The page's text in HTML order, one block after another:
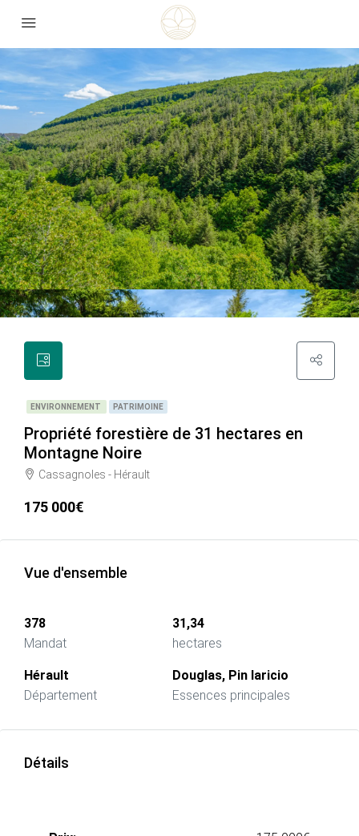
ENVIRONNEMENT PATRIMOINE
Propriété forestière de 31 hectares en
Montagne Noire
Cassagnoles - Hérault
175 000€
Vue d'ensemble
378
Mandat
31,34
hectares
Hérault
Département
Douglas, Pin laricio
Essences principales
Détails